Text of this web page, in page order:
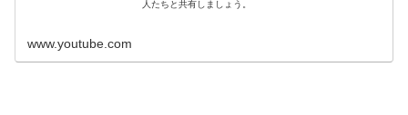
人たちと共有しましょう。
www.youtube.com